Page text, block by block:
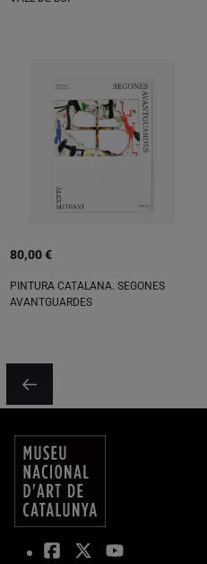
80,00 €
PINTURA CATALANA. SEGONES
AVANTGUARDES